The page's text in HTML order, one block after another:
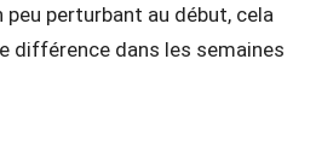
peu perturbant au début, cela
différence dans les semaines